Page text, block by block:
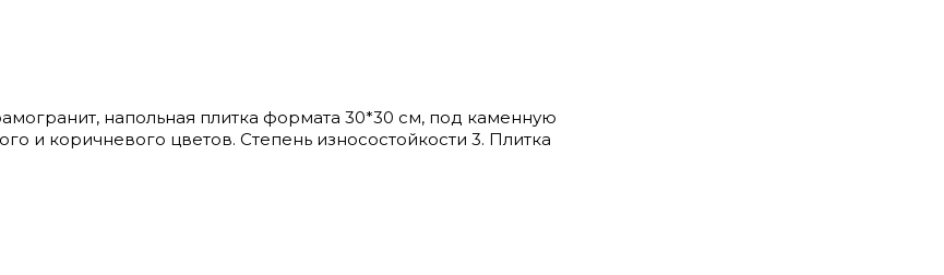
напольная плитка формата 30*30 см, под каменную
и коричневого цветов. Степень износостойкости 3. Плитка